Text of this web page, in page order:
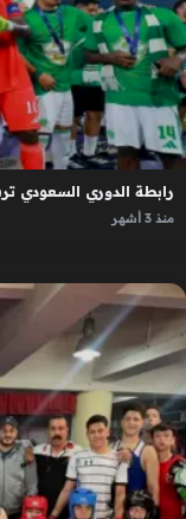
رابطة الدوري السعودي
منذ 3 أشهر